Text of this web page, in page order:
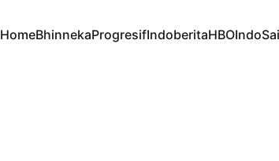
HomeBhinnekaProgresifIndoberitaHBOIndo